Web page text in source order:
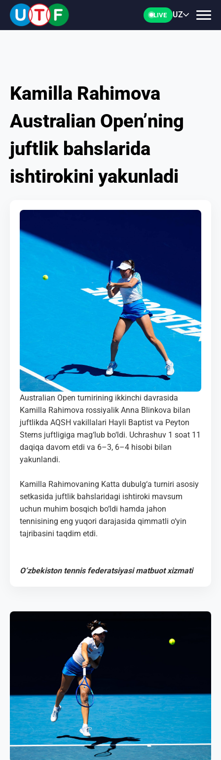
LIVE UZ
BOSH
UTF
YANGILIKLAR
HUJJATLAR
ALOQALAR
Kamilla Rahimova
Australian Open’ning
juftlik bahslarida
ishtirokini yakunladi
Australian Open turnirining ikkinchi davrasida
Kamilla Rahimova rossiyalik Anna Blinkova bilan
juftlikda AQSH vakillalari Hayli Baptist va Peyton
Sterns juftligiga mag‘lub bo‘ldi. Uchrashuv 1 soat 11
daqiqa davom etdi va 6–3, 6–4 hisobi bilan
yakunlandi.
Kamilla Rahimovaning Katta dubulg‘a turniri asosiy
setkasida juftlik bahslaridagi ishtiroki mavsum
uchun muhim bosqich bo‘ldi hamda jahon
tennisining eng yuqori darajasida qimmatli o‘yin
tajribasini taqdim etdi.
O‘zbekiston tennis federatsiyasi matbuot xizmati